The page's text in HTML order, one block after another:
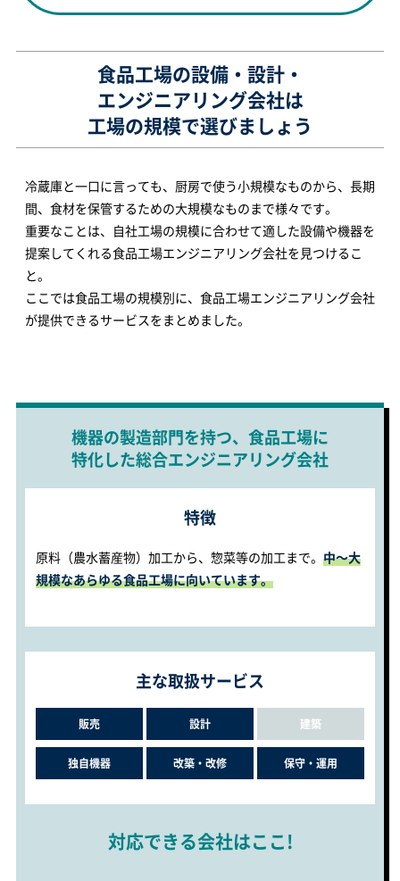
食品工場の設備・設計・
エンジニアリング会社は
工場の規模で選びましょう
冷蔵庫と一口に言っても、厨房で使う小規模なものから、長期
間、食材を保管するための大規模なものまで様々です。
重要なことは、自社工場の規模に合わせて適した設備や機器を
提案してくれる食品工場エンジニアリング会社を見つけるこ
と。
ここでは食品工場の規模別に、食品工場エンジニアリング会社
が提供できるサービスをまとめました。
機器の製造部門を持つ、食品工場に
特化した総合エンジニアリング会社
特徴
原料（農水蓄産物）加工から、惣菜等の加工まで。 中～大
規模なあらゆる食品工場に向いています。
主な取扱サービス
販売 設計 建築
独自機器 改築・改修 保守・運用
対応できる会社はここ!